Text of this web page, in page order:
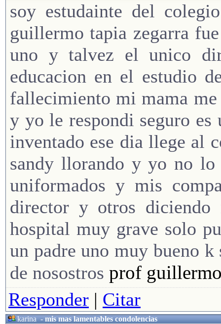
soy estudainte del
guillermo tapia zegarra
uno y talvez el unico
educacion en el estudio
fallecimiento mi mama
y yo le respondi seguro
inventado ese dia llege al
sandy llorando y yo no lo
uniformados y mis
director y otros
hospital muy grave solo
un padre uno muy bueno
de nosostros prof
Responder | Citar
karina-mis mas lamentables condolencias